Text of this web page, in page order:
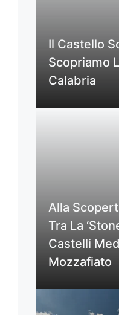
Il Castello
Scopriamo
Calabria
Alla
Tra La
Castelli
Mozzafiato